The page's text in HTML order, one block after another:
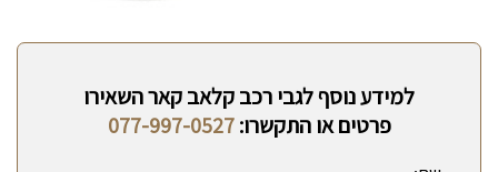
למידע נוסף לגבי רכב קלאב קאר השאירו
פרטים או התקשרו:077-997-0527